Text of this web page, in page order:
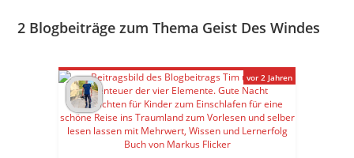
2 Blogbeiträge zum Thema Geist Des Windes
vor 2 Jahren